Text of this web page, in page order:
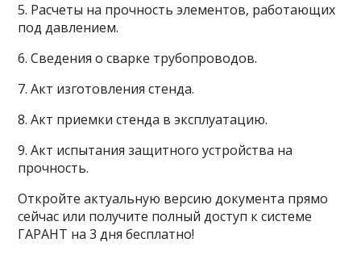
5. Расчеты на прочность элементов, работающих
под давлением.
6. Сведения о сварке трубопроводов.
7. Акт изготовления стенда.
8. Акт приемки стенда в эксплуатацию.
9. Акт испытания защитного устройства на
прочность.
Откройте актуальную версию документа прямо
сейчас или получите полный доступ к системе
ГАРАНТ на 3 дня бесплатно!